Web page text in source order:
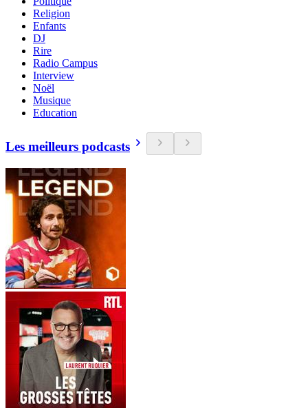
Religion
Enfants
DJ
Rire
Radio Campus
Interview
Noël
Musique
Education
Les meilleurs podcasts